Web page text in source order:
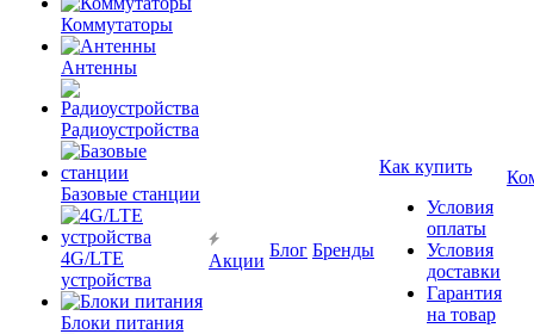
Коммутаторы
Антенны
Радиоустройства
Базовые станции
4G/LTE
устройства
Блоки питания
Акции
Блог Бренды
Как купить
Условия
оплаты
Условия
доставки
Гарантия
на товар